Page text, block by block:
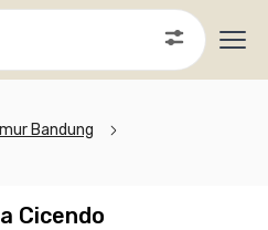
Bandung
Cicendo